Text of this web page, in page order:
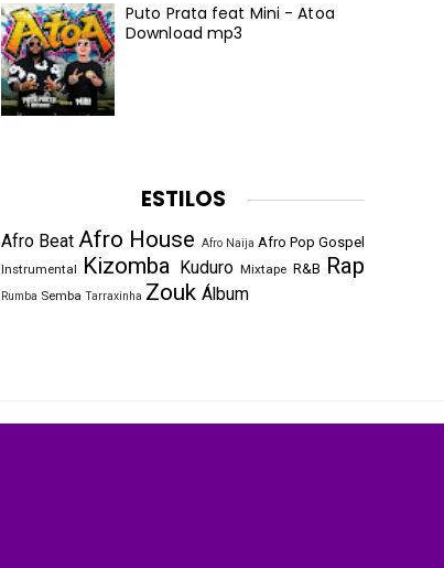
Puto Prata feat Mini - Atoa
Download mp3
ESTILOS
Afro Beat Afro House Afro Naija Afro Pop Gospel
Instrumental Kizomba Kuduro Mixtape R&B Rap
Rumba Semba Tarraxinha Zouk Álbum